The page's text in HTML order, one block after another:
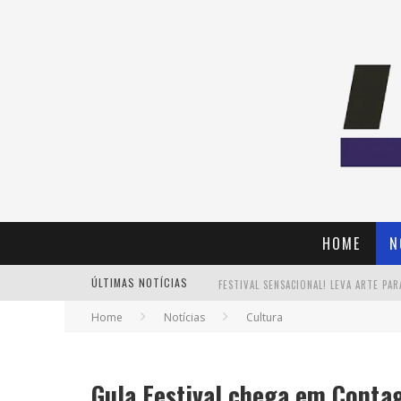
HOME
ÚLTIMAS NOTÍCIAS
PAIS: BOAS HISTÓRIAS E UM BRINDE
Home Notícias Cultura